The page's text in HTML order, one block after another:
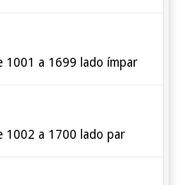
1001 a 1699 lado ímpar
1002 a 1700 lado par